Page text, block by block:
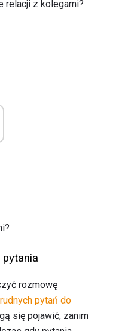
relacji z kolegami?
rozmowę
pytań do
się pojawić, zanim